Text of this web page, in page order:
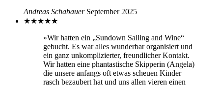
Andreas Schabauer September 2025
★★★★★
»Wir hatten ein „Sundown Sailing and Wine“
gebucht. Es war alles wunderbar organisiert und
ein ganz unkomplizierter, freundlicher Kontakt.
Wir hatten eine phantastische Skipperin (Angela)
die unsere anfangs oft etwas scheuen Kinder
rasch bezaubert hat und uns allen vieren einen